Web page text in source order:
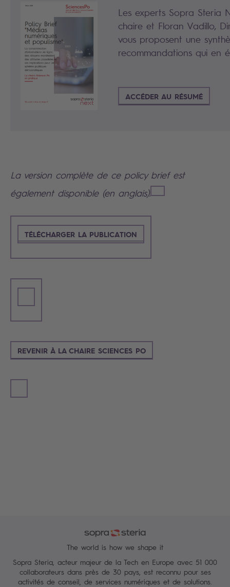
Les experts Sopra Steria
chaire et Floran Vadillo,
vous proposent une
recommandations qui en
ACCÉDER AU RÉSUMÉ
La version complète de ce policy brief est
également disponible (en anglais).
TÉLÉCHARGER LA PUBLICATION
REVENIR À LA CHAIRE SCIENCES PO
The world is how we shape it
Sopra Steria, acteur majeur de la Tech en Europe avec 51 000
collaborateurs dans près de 30 pays, est reconnu pour ses
activités de conseil, de services numériques et de solutions.